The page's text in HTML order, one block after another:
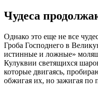
Чудеса
Однако это еще не все
Гроба Господнего в
истинные и ложные»
Кулуквии светящихся
которые двигаясь,
обжигая их, но зажигая по